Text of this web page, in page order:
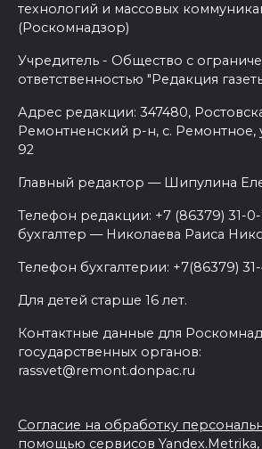
технологий и массовых
(Роскомнадзор)
Учредитель - Общество с
ответственностью "Редакция
Адрес редакции: 347480,
Ремонтненский р-н, с. Ремонтное,
92
Главный редактор — Шипулина
Телефон редакции: +7 (86379) 31-
бухгалтер — Николаева Раиса
Телефон бухгалтерии: +7(86379)
Для детей старше 16 лет.
Контактные данные для
государственных органов:
rassvet@remont.donpac.ru
Согласие на обработку
помощью сервисов